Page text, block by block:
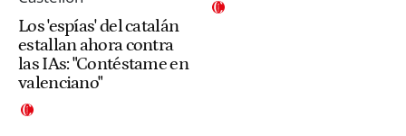
Los 'espías' del catalán
estallan ahora contra
las IAs: "Contéstame en
valenciano"